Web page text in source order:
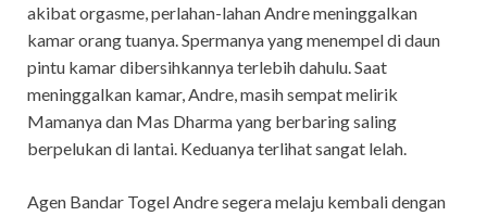
akibat orgasme, perlahan-lahan Andre meninggalkan
kamar orang tuanya. Spermanya yang menempel di daun
pintu kamar dibersihkannya terlebih dahulu. Saat
meninggalkan kamar, Andre, masih sempat melirik
Mamanya dan Mas Dharma yang berbaring saling
berpelukan di lantai. Keduanya terlihat sangat lelah.
Agen Bandar Togel Andre segera melaju kembali dengan